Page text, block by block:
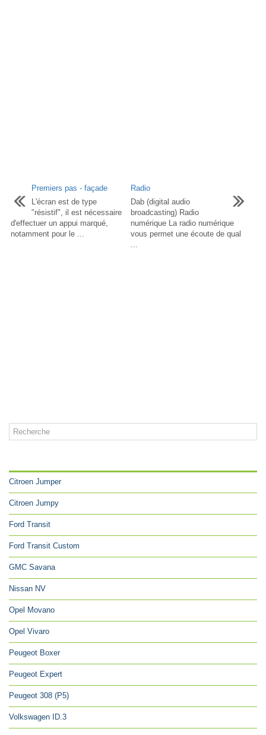
Premiers pas - façade
L'écran est de type
"résistif", il est nécessaire
d'effectuer un appui marqué,
notamment pour le ...
Radio
Dab (digital audio
broadcasting) Radio
numérique La radio numérique
vous permet une écoute de qual
...
Citroen Jumper
Citroen Jumpy
Ford Transit
Ford Transit Custom
GMC Savana
Nissan NV
Opel Movano
Opel Vivaro
Peugeot Boxer
Peugeot Expert
Peugeot 308 (P5)
Volkswagen ID.3